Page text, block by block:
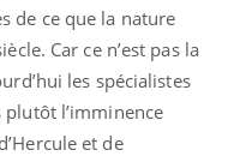
de ce que la nature
Car ce n’est pas la
les spécialistes
plutôt l’imminence
et de